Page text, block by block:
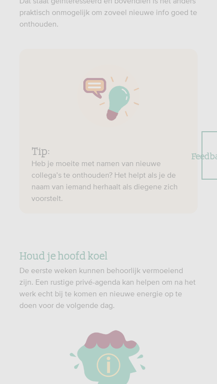
praktisch onmogelijk om zoveel nieuwe info goed te
onthouden.
Tip:
Heb je moeite met namen van nieuwe
collega’s te onthouden? Het helpt als je de
naam van iemand herhaalt als diegene zich
voorstelt.
Houd je hoofd koel
De eerste weken kunnen behoorlijk vermoeiend
zijn. Een rustige privé-agenda kan helpen om na het
werk echt bij te komen en nieuwe energie op te
doen voor de volgende dag.